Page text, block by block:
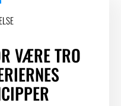
VÆRE TRO